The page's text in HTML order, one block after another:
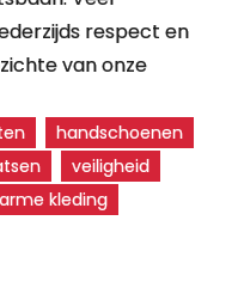
respect en
van onze
handschoenen
veiligheid
kleding